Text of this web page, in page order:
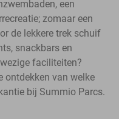
een
zomaar een
de lekkere trek schuif
snackbars en
faciliteiten?
ontdekken van welke
bij Summio Parcs.